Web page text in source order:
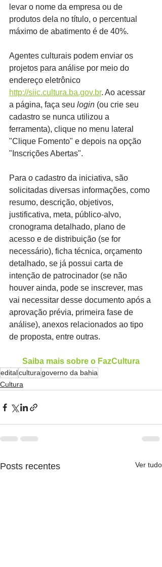
levar o nome da empresa ou de
produtos dela no título, o percentual
máximo de abatimento é de 40%.
Agentes culturais podem enviar os
projetos para análise por meio do
endereço eletrônico
http://siic.cultura.ba.gov.br. Ao acessar
a página, faça seu login (ou crie seu
cadastro se nunca utilizou a
ferramenta), clique no menu lateral
"Clique Fomento" e depois na opção
"Inscrições Abertas".
Para o cadastro da iniciativa, são
solicitadas diversas informações, como
resumo, descrição, objetivos,
justificativa, meta, público-alvo,
cronograma detalhado, plano de
acesso e de distribuição (se for
necessário), ficha técnica, orçamento
detalhado, se já possui carta de
intenção de patrocinador (se não
houver ainda, pode se inscrever, mas
vai necessitar desse documento após a
aprovação prévia, primeira fase de
análise), anexos relacionados ao tipo
de proposta, entre outras.
Saiba mais sobre o FazCultura
editalculturagoverno da bahia
Cultura
Posts recentes Ver tudo